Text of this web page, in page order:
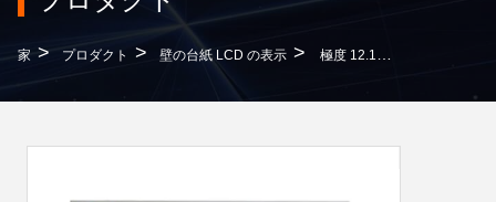
家 > プロダクト > 壁の台紙 LCD の表示 > 極度 12.1 インチの壁の台紙 LCD の表示、lCD の壁パネルを細くして下さい